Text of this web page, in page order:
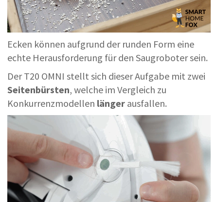
Ecken können aufgrund der runden Form eine
echte Herausforderung für den Saugroboter sein.
Der T20 OMNI stellt sich dieser Aufgabe mit zwei
Seitenbürsten, welche im Vergleich zu
Konkurrenzmodellen länger ausfallen.